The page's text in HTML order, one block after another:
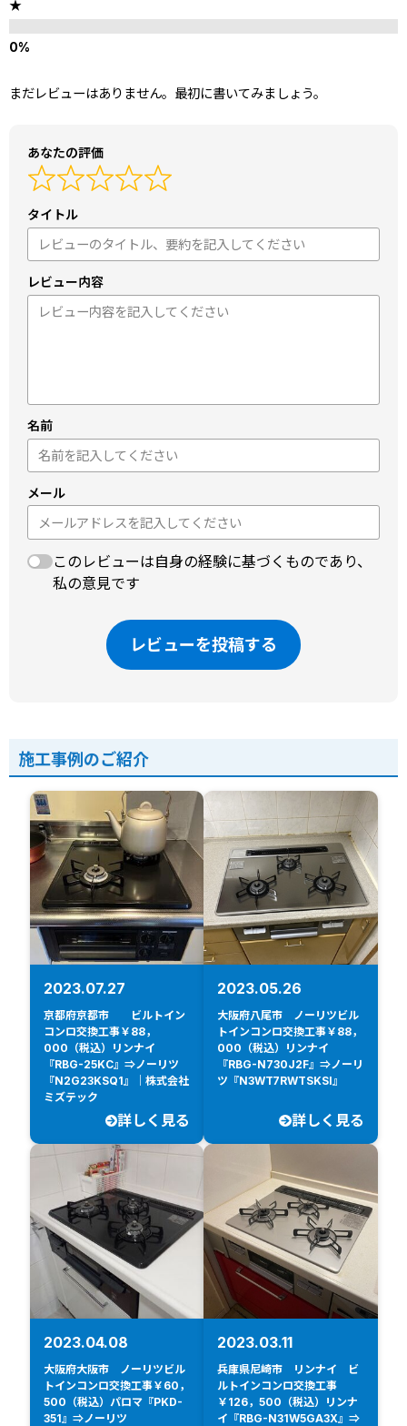
★
まだレビューはありません。最初に書いてみましょう。
あなたの評価
タイトル
レビュー内容
名前
メール
このレビューは自身の経験に基づくものであり、
私の意見です
レビューを投稿する
施工事例のご紹介
2023.07.27
京都府京都市 ビルトイン
コンロ交換工事￥88，
000（税込）リンナイ
『RBG-25KC』⇒ノーリツ
『N2G23KSQ1』｜株式会社
ミズテック
詳しく見る
2023.05.26
大阪府八尾市 ノーリツビル
トインコンロ交換工事￥88，
000（税込）リンナイ
『RBG-N730J2F』⇒ノーリ
ツ『N3WT7RWTSKSI』
詳しく見る
2023.04.08
大阪府大阪市 ノーリツビル
トインコンロ交換工事￥60，
500（税込）パロマ『PKD-
351』⇒ノーリツ
2023.03.11
兵庫県尼崎市 リンナイ ビ
ルトインコンロ交換工事
￥126，500（税込）リンナ
イ『RBG-N31W5GA3X』⇒